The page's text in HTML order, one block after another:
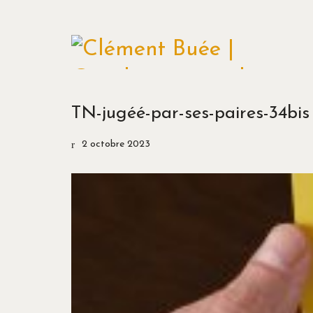
TN-jugéé-par-ses-paires-34bis
2 octobre 2023